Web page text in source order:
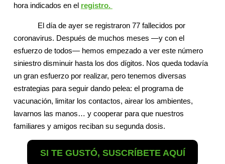
hora indicados en el registro.
El día de ayer se registraron 77 fallecidos por
coronavirus. Después de muchos meses —y con el
esfuerzo de todos— hemos empezado a ver este número
siniestro disminuir hasta los dos dígitos. Nos queda todavía
un gran esfuerzo por realizar, pero tenemos diversas
estrategias para seguir dando pelea: el programa de
vacunación, limitar los contactos, airear los ambientes,
lavarnos las manos… y cooperar para que nuestros
familiares y amigos reciban su segunda dosis.
SI TE GUSTÓ, SUSCRÍBETE AQUÍ